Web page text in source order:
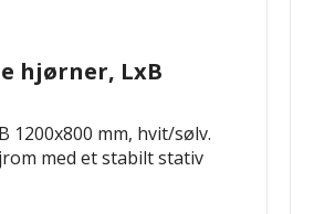
hjørner, LxB
1200x800 mm, hvit/sølv.
med et stabilt stativ